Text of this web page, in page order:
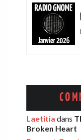
Laetitia dans
Broken Heart